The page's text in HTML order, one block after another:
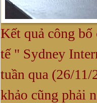
Kết quả công
tế " Sydney
tuần qua (26/
khảo cũng phải